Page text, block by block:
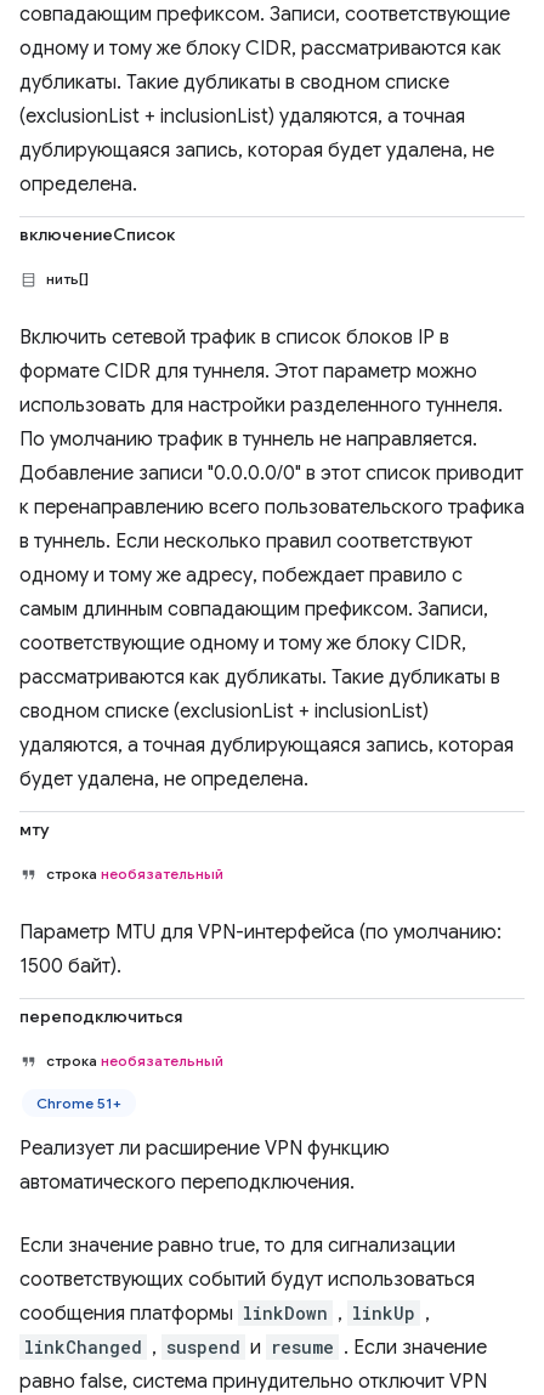
совпадающим префиксом. Записи, соответствующие
одному и тому же блоку CIDR, рассматриваются как
дубликаты. Такие дубликаты в сводном списке
(exclusionList + inclusionList) удаляются, а точная
дублирующаяся запись, которая будет удалена, не
определена.
включениеСписок
нить[]
Включить сетевой трафик в список блоков IP в
формате CIDR для туннеля. Этот параметр можно
использовать для настройки разделенного туннеля.
По умолчанию трафик в туннель не направляется.
Добавление записи "0.0.0.0/0" в этот список приводит
к перенаправлению всего пользовательского трафика
в туннель. Если несколько правил соответствуют
одному и тому же адресу, побеждает правило с
самым длинным совпадающим префиксом. Записи,
соответствующие одному и тому же блоку CIDR,
рассматриваются как дубликаты. Такие дубликаты в
сводном списке (exclusionList + inclusionList)
удаляются, а точная дублирующаяся запись, которая
будет удалена, не определена.
мту
строка необязательный
Параметр MTU для VPN-интерфейса (по умолчанию:
1500 байт).
переподключиться
строка необязательный
Chrome 51+
Реализует ли расширение VPN функцию
автоматического переподключения.
Если значение равно true, то для сигнализации
соответствующих событий будут использоваться
сообщения платформы linkDown , linkUp ,
linkChanged , suspend и resume . Если значение
равно false, система принудительно отключит VPN